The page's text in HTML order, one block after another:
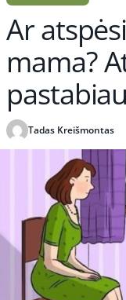
Ar
mama?
Tadas Kreišmontas